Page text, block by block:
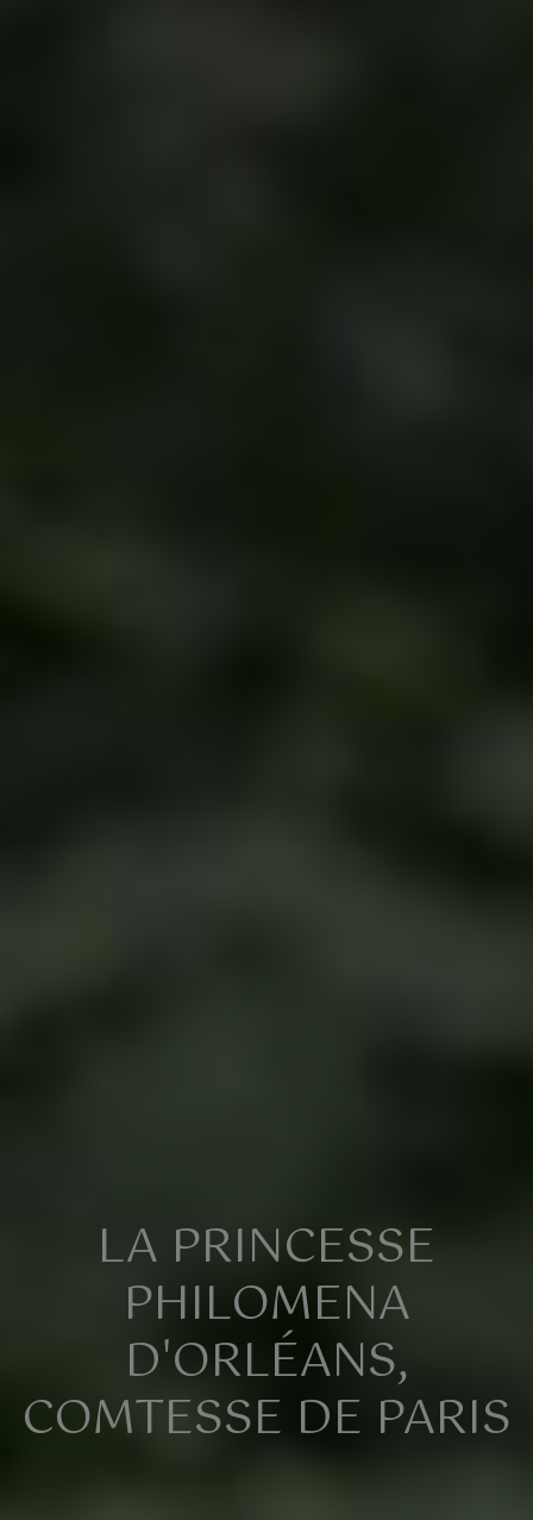
LA PRINCESSE
PHILOMENA
D'ORLÉANS,
COMTESSE DE PARIS